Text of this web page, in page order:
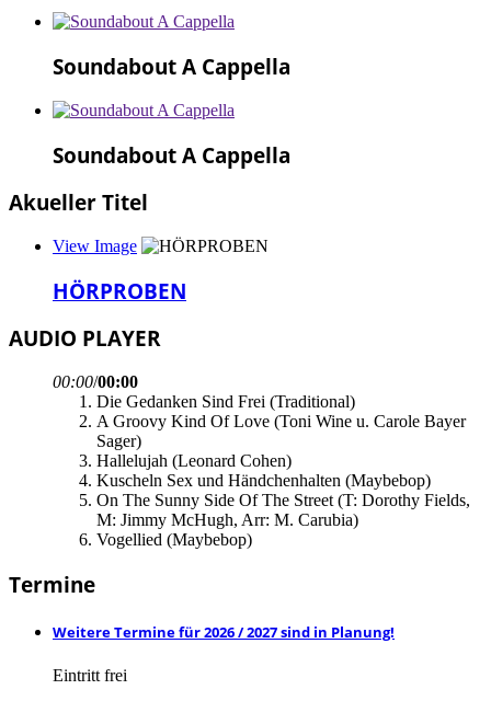
Soundabout A Cappella
Soundabout A Cappella
Akueller Titel
View Image
HÖRPROBEN
AUDIO PLAYER
00:00/00:00
Die Gedanken Sind Frei (Traditional)
A Groovy Kind Of Love (Toni Wine u. Carole Bayer
Sager)
Hallelujah (Leonard Cohen)
Kuscheln Sex und Händchenhalten (Maybebop)
On The Sunny Side Of The Street (T: Dorothy Fields,
M: Jimmy McHugh, Arr: M. Carubia)
Vogellied (Maybebop)
Termine
Weitere Termine für 2026 / 2027 sind in Planung!
Eintritt frei